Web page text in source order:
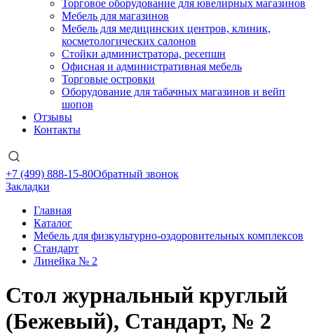
Торговое оборудование для ювелирных магазинов
Мебель для магазинов
Мебель для медицинских центров, клиник,
косметологических салонов
Стойки администратора, ресепшн
Офисная и административная мебель
Торговые островки
Оборудование для табачных магазинов и вейп
шопов
Отзывы
Контакты
+7 (499) 888-15-80Обратный звонок
Закладки
Главная
Каталог
Мебель для физкультурно-оздоровительных комплексов
Стандарт
Линейка № 2
Стол журнальный круглый
(Бежевый), Стандарт, № 2